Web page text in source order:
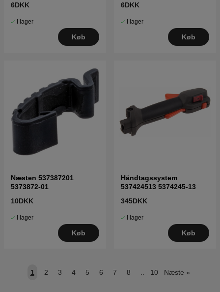
6DKK
I lager
Køb
6DKK
I lager
Køb
Næsten 537387201
5373872-01
10DKK
I lager
Køb
Håndtagssystem
537424513 5374245-13
345DKK
I lager
Køb
1 2 3 4 5 6 7 8 .. 10 Næste »